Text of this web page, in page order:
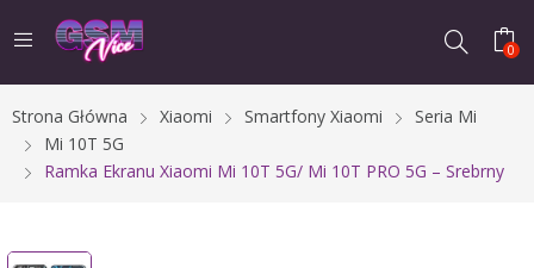
0
Strona Główna Xiaomi Smartfony Xiaomi
Seria Mi
Mi 10T 5G
Ramka Ekranu Xiaomi Mi 10T 5G/ Mi 10T PRO 5G – Srebrny